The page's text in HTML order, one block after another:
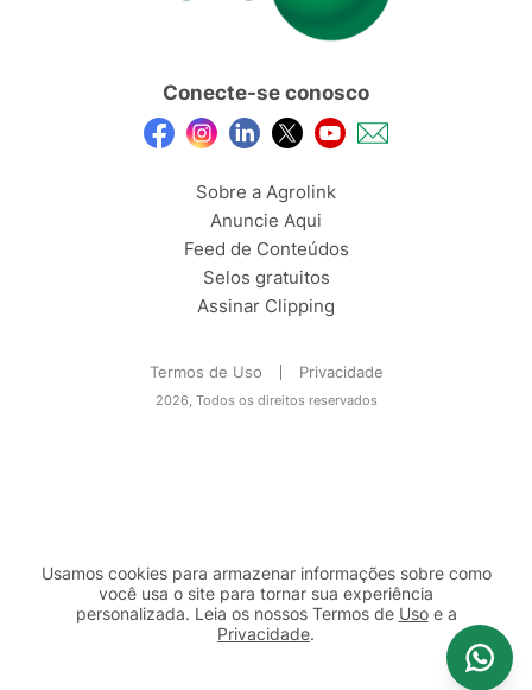
Conecte-se conosco
Sobre a Agrolink
Anuncie Aqui
Feed de Conteúdos
Selos gratuitos
Assinar Clipping
Termos de Uso Privacidade
2026, Todos os direitos reservados
Usamos cookies para armazenar informações sobre como
você usa o site para tornar sua experiência
personalizada. Leia os nossos Termos de Usoe a
Privacidade.